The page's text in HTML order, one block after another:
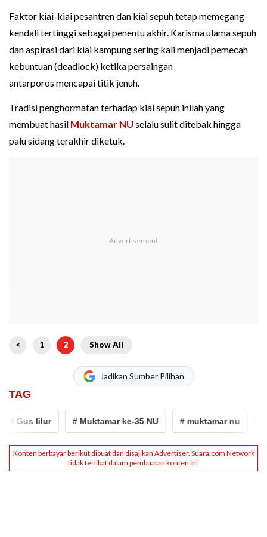
Faktor kiai-kiai pesantren dan kiai sepuh tetap memegang
kendali tertinggi sebagai penentu akhir. Karisma ulama sepuh
dan aspirasi dari kiai kampung sering kali menjadi pemecah
kebuntuan (deadlock) ketika persaingan
antarporos mencapai titik jenuh.
Tradisi penghormatan terhadap kiai sepuh inilah yang
membuat hasil Muktamar NU selalu sulit ditebak hingga
palu sidang terakhir diketuk.
< 1 2 Show All
Jadikan Sumber Pilihan
TAG
Gus lilur # Muktamar ke-35 NU # muktamar nu